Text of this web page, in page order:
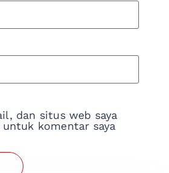
dan situs web saya
komentar saya